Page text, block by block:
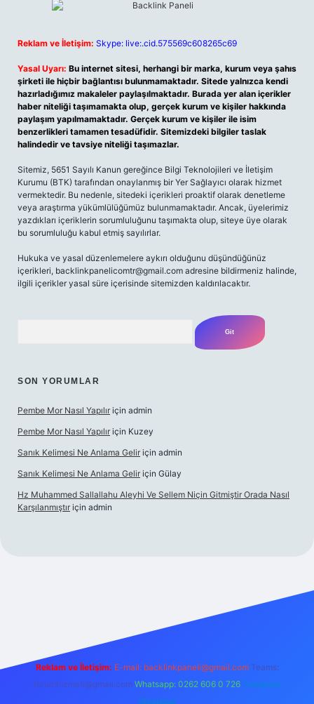
Reklam ve İletişim: Skype: live:.cid.575569c608265c69
Yasal Uyarı: Bu internet sitesi, herhangi bir marka, kurum veya şahıs
şirketi ile hiçbir bağlantısı bulunmamaktadır. Sitede yalnızca kendi
hazırladığımız makaleler paylaşılmaktadır. Burada yer alan içerikler
haber niteliği taşımamakta olup, gerçek kurum ve kişiler hakkında
paylaşım yapılmamaktadır. Gerçek kurum ve kişiler ile isim
benzerlikleri tamamen tesadüfidir. Sitemizdeki bilgiler taslak
halindedir ve tavsiye niteliği taşımazlar.
Sitemiz, 5651 Sayılı Kanun gereğince Bilgi Teknolojileri ve İletişim
Kurumu (BTK) tarafından onaylanmış bir Yer Sağlayıcı olarak hizmet
vermektedir. Bu nedenle, sitedeki içerikleri proaktif olarak denetleme
veya araştırma yükümlülüğümüz bulunmamaktadır. Ancak, üyelerimiz
yazdıkları içeriklerin sorumluluğunu taşımakta olup, siteye üye olarak
bu sorumluluğu kabul etmiş sayılırlar.
Hukuka ve yasal düzenlemelere aykırı olduğunu düşündüğünüz
içerikleri, backlinkpanelicomtr@gmail.com adresine bildirmeniz halinde,
ilgili içerikler yasal süre içerisinde sitemizden kaldırılacaktır.
SON YORUMLAR
Pembe Mor Nasıl Yapılır için admin
Pembe Mor Nasıl Yapılır için Kuzey
Sanık Kelimesi Ne Anlama Gelir için admin
Sanık Kelimesi Ne Anlama Gelir için Gülay
Hz Muhammed Sallallahu Aleyhi Ve Sellem Niçin Gitmiştir Orada Nasıl
Karşılanmıştır için admin
Reklam ve İletişim: E-mail: backlinkpaneli@gmail.com Teams:
forumhizmeti@gmail.com Whatsapp: 0262 606 0 726 Telegram:
@karabul